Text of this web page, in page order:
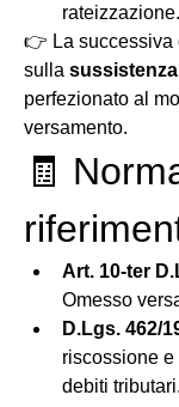
rateizzazione.
👉 La successiva
sulla
perfezionato al
versamento.
🧾
Art. 10-ter
Omesso
D.Lgs. 462/
riscossione
debiti tributari.